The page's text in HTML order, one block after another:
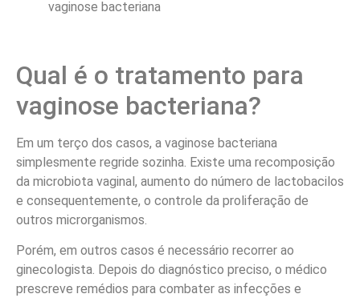
Qual é o tratamento para
vaginose bacteriana?
Em um terço dos casos, a vaginose bacteriana
simplesmente regride sozinha. Existe uma recomposição
da microbiota vaginal, aumento do número de lactobacilos
e consequentemente, o controle da proliferação de
outros microrganismos.
Porém, em outros casos é necessário recorrer ao
ginecologista. Depois do diagnóstico preciso, o médico
prescreve remédios para combater as infecções e